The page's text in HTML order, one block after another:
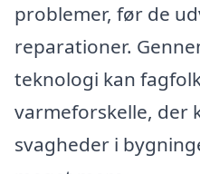
problemer, før de
reparationer.
teknologi kan
varmeforskelle, der
svagheder i